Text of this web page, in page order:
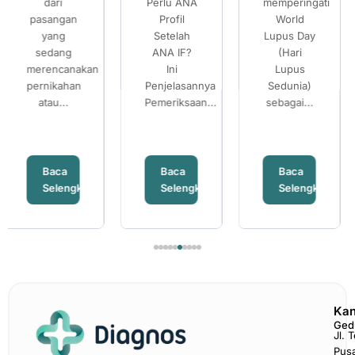
Lupus
dan
Pentingnya
Pemeriksaan
ANA IF
Perlu ANA
Profil
Setelah
ANA IF?
Ini
Penjelasannya
Pemeriksaan...
Baca
Selengkapnya
Lupus
dan
Pentingnya
Pemeriksaan
ANA IF
memperingati
World
Lupus Day
(Hari
Lupus
Sedunia)
sebagai...
Baca
Selengkapnya
Mengetahui
Risiko
Thalassemia
Risiko
Thalassemia
Banyak
pasangan
mempersiapkan
kehamilan...
Baca
Jl.